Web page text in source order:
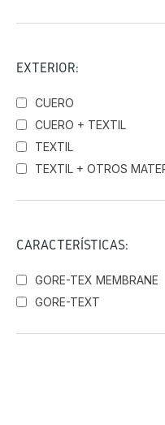
EXTERIOR:
CUERO
CUERO + TEXTIL
TEXTIL
TEXTIL + OTROS
CARACTERÍSTICAS:
GORE-TEX MEMBRANE
GORE-TEXT